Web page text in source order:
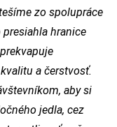
zo spolupráce
hranice
a čerstvosť.
aby si
jedla, cez